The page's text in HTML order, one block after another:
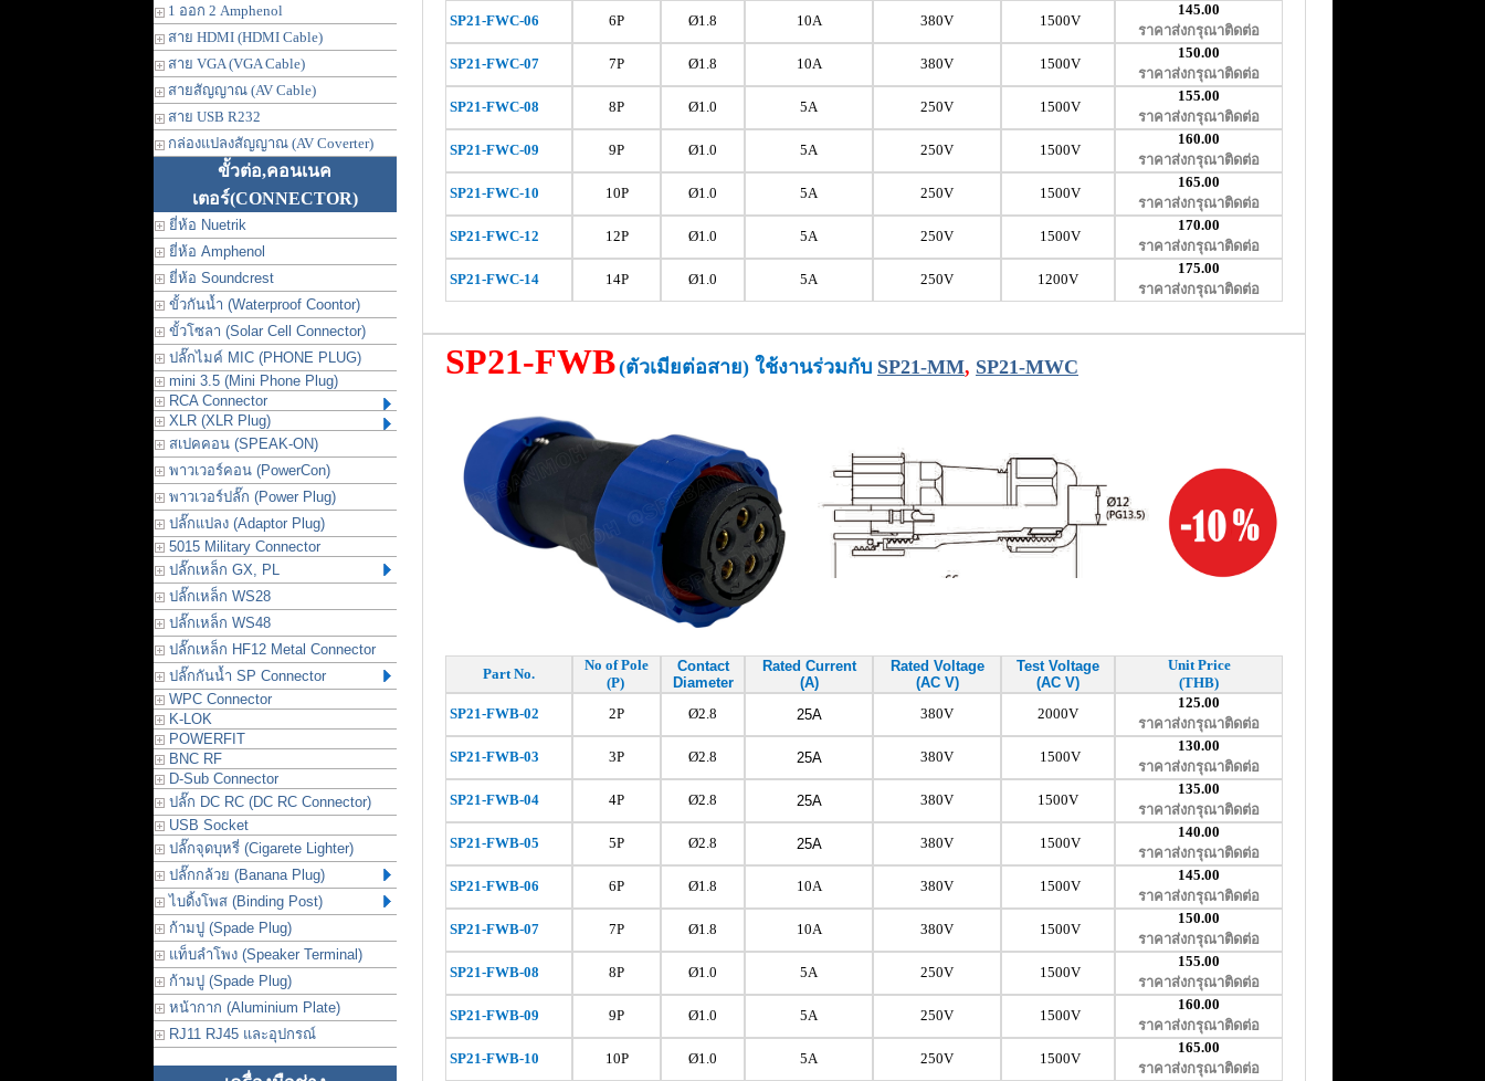
1 ออก 2 Amphenol
สาย HDMI (HDMI Cable)
สาย VGA (VGA Cable)
สายสัญญาณ (AV Cable)
สาย USB R232
กล่องแปลงสัญญาณ (AV Coverter)
ขั้วต่อ,คอนเนค
เตอร์(CONNECTOR)
ยี่ห้อ Nuetrik
ยี่ห้อ Amphenol
ยี่ห้อ Soundcrest
ขั้วกันน้ำ (Waterproof Coontor)
ขั้วโซลา (Solar Cell Connector)
ปลั๊กไมค์ MIC (PHONE PLUG)
mini 3.5 (Mini Phone Plug)
RCA Connector
XLR (XLR Plug)
สเปคคอน (SPEAK-ON)
พาวเวอร์คอน (PowerCon)
พาวเวอร์ปลั๊ก (Power Plug)
ปลั๊กแปลง (Adaptor Plug)
5015 Military Connector
ปลั๊กเหล็ก GX, PL
ปลั๊กเหล็ก WS28
ปลั๊กเหล็ก WS48
ปลั๊กเหล็ก HF12 Metal Connector
ปลั๊กกันน้ำ SP Connector
WPC Connector
K-LOK
POWERFIT
BNC RF
D-Sub Connector
ปลั๊ก DC RC (DC RC Connector)
USB Socket
ปลั๊กจุดบุหรี่ (Cigarete Lighter)
ปลั๊กกล้วย (Banana Plug)
ไบดิ้งโพส (Binding Post)
ก้ามปู (Spade Plug)
แท็บลำโพง (Speaker Terminal)
ก้ามปู (Spade Plug)
หน้ากาก (Aluminium Plate)
RJ11 RJ45 และอุปกรณ์
SP21-FWC-06 6P Ø1.8 10A 380V 1500V
145.00
ราคาส่งกรุณาติดต่อ
SP21-FWC-07 7P Ø1.8 10A 380V 1500V
150.00
ราคาส่งกรุณาติดต่อ
SP21-FWC-08 8P Ø1.0 5A 250V 1500V
155.00
ราคาส่งกรุณาติดต่อ
SP21-FWC-09 9P Ø1.0 5A 250V 1500V
160.00
ราคาส่งกรุณาติดต่อ
SP21-FWC-10 10P Ø1.0 5A 250V 1500V
165.00
ราคาส่งกรุณาติดต่อ
SP21-FWC-12 12P Ø1.0 5A 250V 1500V
170.00
ราคาส่งกรุณาติดต่อ
SP21-FWC-14 14P Ø1.0 5A 250V 1200V
175.00
ราคาส่งกรุณาติดต่อ
SP21-FWB(ตัวเมียต่อสาย) ใช้งานร่วมกับ SP21-MM, SP21-MWC
Part No.
No of Pole
(P)
Contact
Diameter
Rated Current
(A)
Rated Voltage
(AC V)
Test Voltage
(AC V)
Unit Price
(THB)
SP21-FWB-02
2P Ø2.8 25A 380V 2000V
125.00
ราคาส่งกรุณาติดต่อ
SP21-FWB-03 3P Ø2.8 25A 380V 1500V
130.00
ราคาส่งกรุณาติดต่อ
SP21-FWB-04 4P Ø2.8 25A 380V 1500V
135.00
ราคาส่งกรุณาติดต่อ
SP21-FWB-05 5P Ø2.8 25A 380V 1500V
140.00
ราคาส่งกรุณาติดต่อ
SP21-FWB-06 6P Ø1.8 10A 380V 1500V
145.00
ราคาส่งกรุณาติดต่อ
SP21-FWB-07 7P Ø1.8 10A 380V 1500V
150.00
ราคาส่งกรุณาติดต่อ
SP21-FWB-08 8P Ø1.0 5A 250V 1500V
155.00
ราคาส่งกรุณาติดต่อ
SP21-FWB-09 9P Ø1.0 5A 250V 1500V
160.00
ราคาส่งกรุณาติดต่อ
SP21-FWB-10 10P Ø1.0 5A 250V 1500V
165.00
ราคาส่งกรุณาติดต่อ